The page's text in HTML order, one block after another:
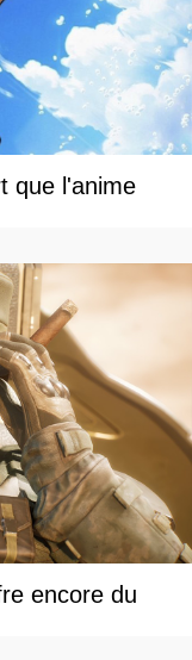
que l'anime
encore du